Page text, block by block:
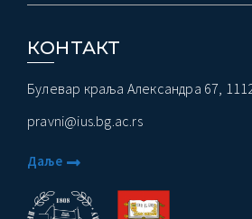
КОНТАКТ
Булевар краља Александра 67,
pravni@ius.bg.ac.rs
Даље